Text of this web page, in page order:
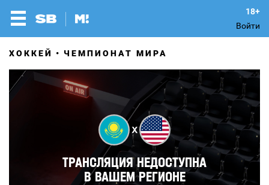
Войти
ХОККЕЙ ЧЕМПИОНАТ МИРА